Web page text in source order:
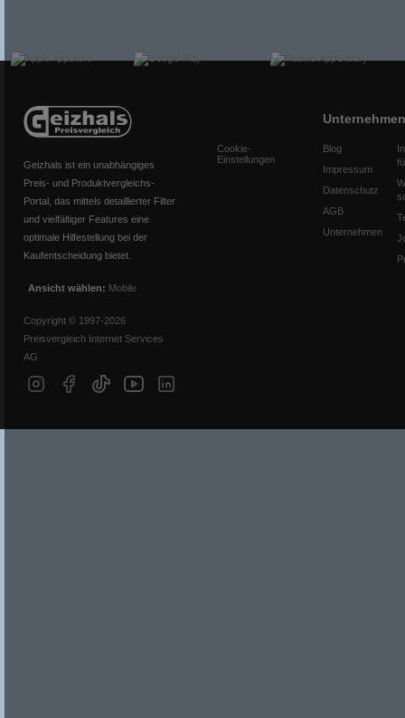
Geizhals ist ein unabhängiges
Preis- und Produktvergleichs-
Portal, das mittels detaillierter Filter
und vielfältiger Features eine
optimale Hilfestellung bei der
Kaufentscheidung bietet.
Ansicht wählen: Mobile
Copyright © 1997-2026
Preisvergleich Internet Services
AG
Cookie-
Einstellungen
Unternehmen
Blog
Impressum
Datenschutz
AGB
Unternehmen